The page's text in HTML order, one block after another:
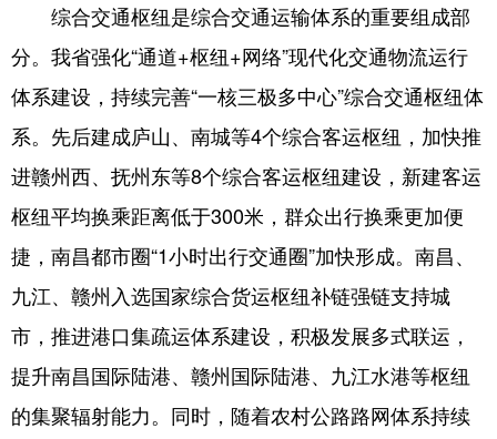
综合交通枢纽是综合交通运输体系的重要组成部
分。我省强化“通道+枢纽+网络”现代化交通物流运行
体系建设，持续完善“一核三极多中心”综合交通枢纽体
系。先后建成庐山、南城等4个综合客运枢纽，加快推
进赣州西、抚州东等8个综合客运枢纽建设，新建客运
枢纽平均换乘距离低于300米，群众出行换乘更加便
捷，南昌都市圈“1小时出行交通圈”加快形成。南昌、
九江、赣州入选国家综合货运枢纽补链强链支持城
市，推进港口集疏运体系建设，积极发展多式联运，
提升南昌国际陆港、赣州国际陆港、九江水港等枢纽
的集聚辐射能力。同时，随着农村公路路网体系持续